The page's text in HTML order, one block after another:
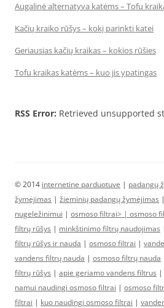
Augalinė alternatyva katėms – Tofu
Kačių kraiko rūšys – kokį parinkti katei
Geriausias kačių kraikas – kokios rūšies
Tofu kraikas katėms – kuo jis ypatingas
RSS Error: Retrieved unsupported
© 2014 internetine parduotuve | padangų
žymėjimas | žieminių padangų žymėjimas |
nugeležinimui | osmoso filtrai> | osmoso
filtrų rūšys | minkštinimo filtrų naudojimas
filtrų rūšys ir nauda | osmoso filtrai |
vandens filtrų nauda | osmoso filtrų nauda
filtrų rūšys | apie geriamo vandens filtrus |
namui naudingi osmoso filtrai | osmoso
filtrai | kuo naudingi osmoso filtrai |